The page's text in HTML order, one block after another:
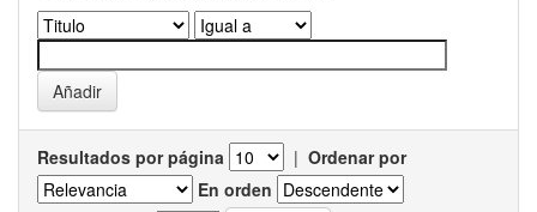
Resultados por página | Ordenar por
En orden